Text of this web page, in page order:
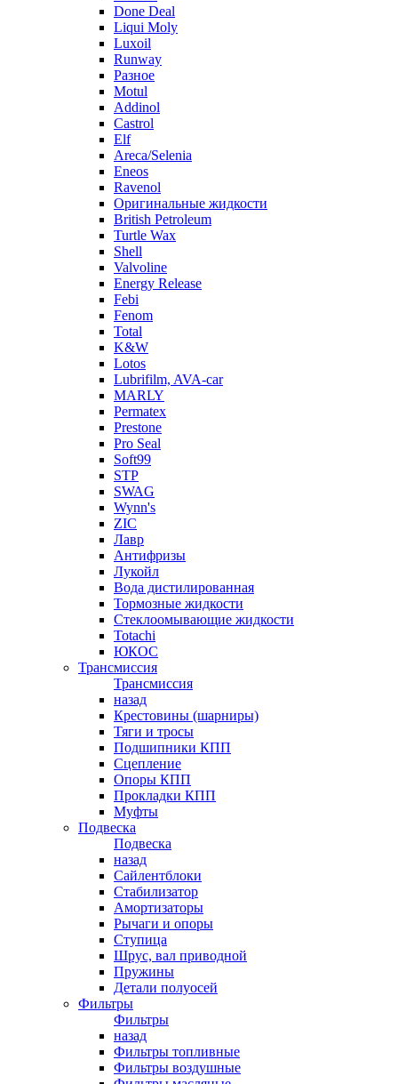
Done Deal
Liqui Moly
Luxoil
Runway
Разное
Motul
Addinol
Castrol
Elf
Areca/Selenia
Eneos
Ravenol
Оригинальные жидкости
British Petroleum
Turtle Wax
Shell
Valvoline
Energy Release
Febi
Fenom
Total
K&W
Lotos
Lubrifilm, AVA-car
MARLY
Permatex
Prestone
Pro Seal
Soft99
STP
SWAG
Wynn's
ZIC
Лавр
Антифризы
Лукойл
Вода дистилированная
Тормозные жидкости
Стеклоомывающие жидкости
Totachi
ЮКОС
Трансмиссия
Трансмиссия
назад
Крестовины (шарниры)
Тяги и тросы
Подшипники КПП
Сцепление
Опоры КПП
Прокладки КПП
Муфты
Подвеска
Подвеска
назад
Сайлентблоки
Стабилизатор
Амортизаторы
Рычаги и опоры
Ступица
Шрус, вал приводной
Пружины
Детали полуосей
Фильтры
Фильтры
назад
Фильтры топливные
Фильтры воздушные